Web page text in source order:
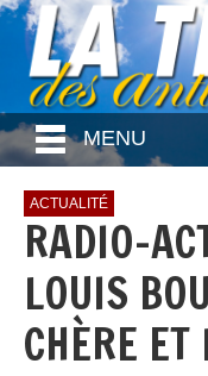
MENU
ACTUALITÉ
RADIO-
LOUIS
CHÈRE